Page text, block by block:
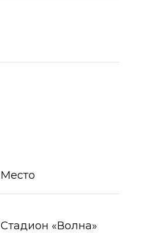
Место
Стадион «Волна»